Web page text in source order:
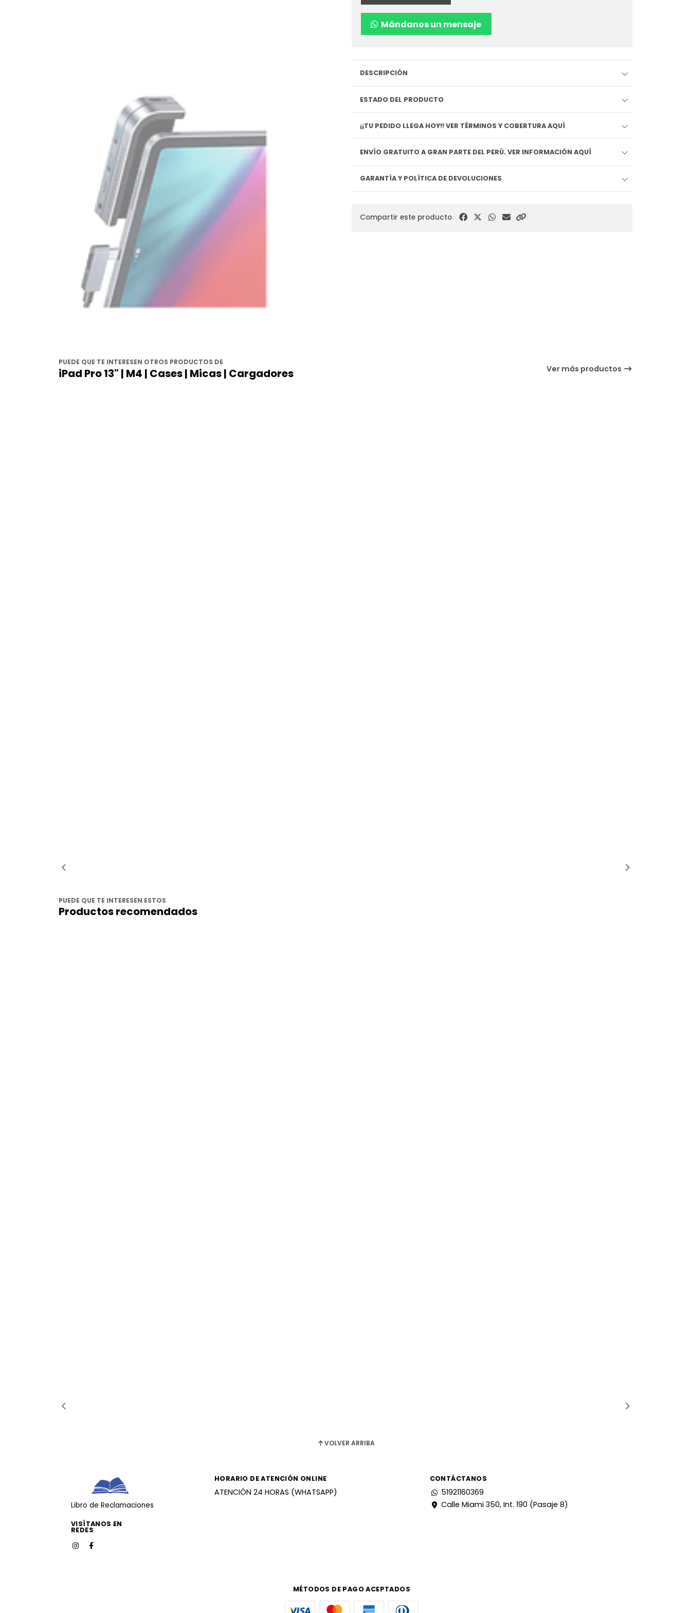
Mándanos un mensaje
DESCRIPCIÓN
ESTADO DEL PRODUCTO
¡¡TU PEDIDO LLEGA HOY!! VER TÉRMINOS Y COBERTURA AQUÍ
ENVÍO GRATUITO A GRAN PARTE DEL PERÚ. VER INFORMACIÓN AQUÍ
GARANTÍA Y POLÍTICA DE DEVOLUCIONES
Compartir este producto
PUEDE QUE TE INTERESEN OTROS PRODUCTOS DE
iPad Pro 13" | M4 | Cases | Micas | Cargadores Ver más productos
PUEDE QUE TE INTERESEN ESTOS
Productos recomendados
VOLVER ARRIBA
Libro de Reclamaciones
VISÍTANOS EN
REDES
HORARIO DE ATENCIÓN ONLINE
ATENCIÓN 24 HORAS (WHATSAPP)
CONTÁCTANOS
51921160369
Calle Miami 350, Int. 190 (Pasaje 8)
MÉTODOS DE PAGO ACEPTADOS